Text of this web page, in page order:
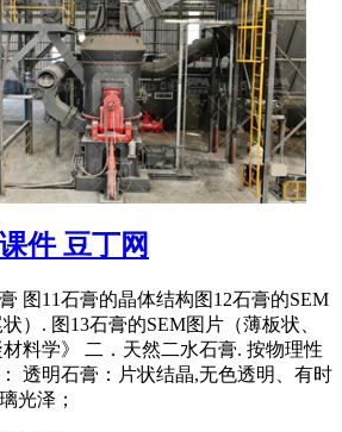
件 豆丁网
图11石膏的晶体结构图12石膏的SEM
）. 图13石膏的SEM图片（薄板状、
料学》 二．天然二水石膏. 按物理性
透明石膏：片状结晶,无色透明、有时
光泽；